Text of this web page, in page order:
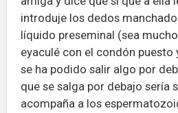
introduje los dedos
líquido preseminal (sea
eyaculé con el condón puesto
se ha podido salir algo por
que se salga por debajo sería
acompaña a los